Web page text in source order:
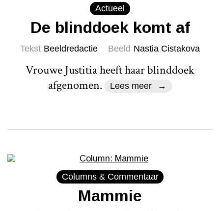
Actueel
De blinddoek komt af
Tekst Beeldredactie Beeld Nastia Cistakova
Vrouwe Justitia heeft haar blinddoek
afgenomen.
Lees meer
Columns & Commentaar
Mammie